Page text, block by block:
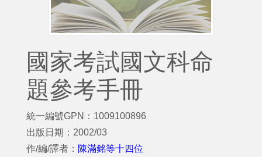
國家考試國文科命
題參考手冊
統一編號GPN：1009100896
出版日期：2002/03
作/編/譯者： 陳滿銘等十四位